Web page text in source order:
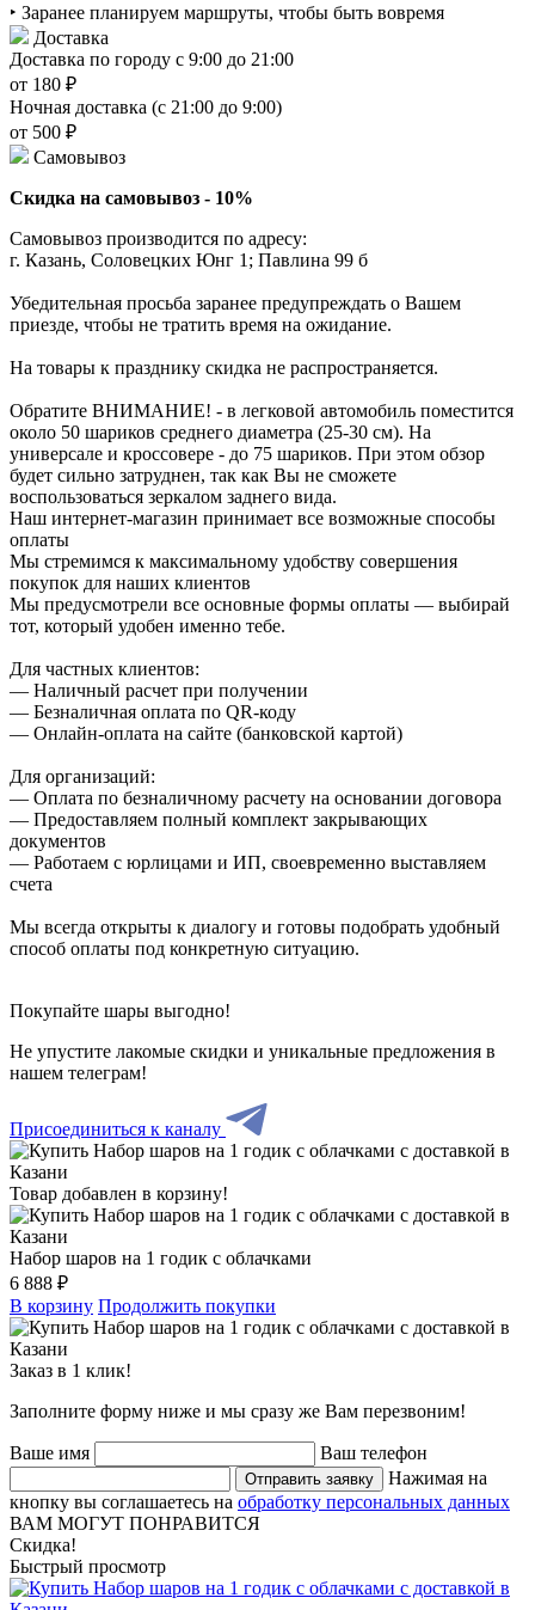
‣ Заранее планируем маршруты, чтобы быть вовремя
Доставка
Доставка по городу с 9:00 до 21:00
от 180 ₽
Ночная доставка (с 21:00 до 9:00)
от 500 ₽
Самовывоз
Скидка на самовывоз - 10%
Самовывоз производится по адресу:
г. Казань, Соловецких Юнг 1; Павлина 99 б
Убедительная просьба заранее предупреждать о Вашем
приезде, чтобы не тратить время на ожидание.
На товары к празднику скидка не распространяется.
Обратите ВНИМАНИЕ! - в легковой автомобиль поместится
около 50 шариков среднего диаметра (25-30 см). На
универсале и кроссовере - до 75 шариков. При этом обзор
будет сильно затруднен, так как Вы не сможете
воспользоваться зеркалом заднего вида.
Наш интернет-магазин принимает все возможные способы
оплаты
Мы стремимся к максимальному удобству совершения
покупок для наших клиентов
Мы предусмотрели все основные формы оплаты — выбирай
тот, который удобен именно тебе.
Для частных клиентов:
— Наличный расчет при получении
— Безналичная оплата по QR-коду
— Онлайн-оплата на сайте (банковской картой)
Для организаций:
— Оплата по безналичному расчету на основании договора
— Предоставляем полный комплект закрывающих
документов
— Работаем с юрлицами и ИП, своевременно выставляем
счета
Мы всегда открыты к диалогу и готовы подобрать удобный
способ оплаты под конкретную ситуацию.
Покупайте шары выгодно!
Не упустите лакомые скидки и уникальные предложения в
нашем телеграм!
Присоединиться к каналу
Товар добавлен в корзину!
Набор шаров на 1 годик с облачками
6 888 ₽
В корзину Продолжить покупки
Заказ в 1 клик!
Заполните форму ниже и мы сразу же Вам перезвоним!
Ваше имя Ваш телефон
Отправить заявку
Нажимая на
кнопку вы соглашаетесь на обработку персональных данных
ВАМ МОГУТ ПОНРАВИТСЯ
Скидка!
Быстрый просмотр